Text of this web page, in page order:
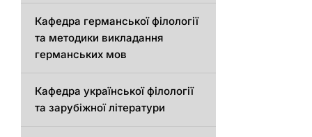
Кафедрa германської філології
та методики викладання
германських мов
Кафедра української філології
та зарубіжної літератури